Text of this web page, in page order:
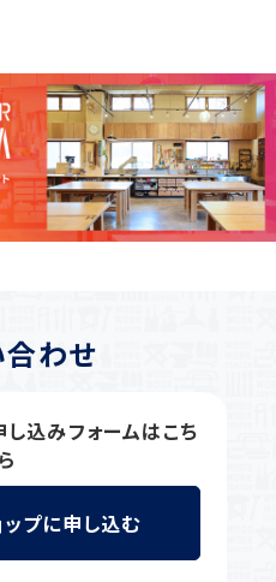
わせ
込みフォームはこち
ら
プに申し込む